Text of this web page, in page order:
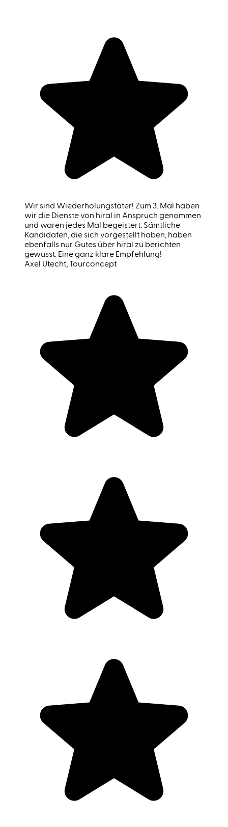
Wir sind Wiederholungstäter! Zum 3. Mal haben
wir die Dienste von hiral in Anspruch genommen
und waren jedes Mal begeistert. Sämtliche
Kandidaten, die sich vorgestellt haben, haben
ebenfalls nur Gutes über hiral zu berichten
gewusst. Eine ganz klare Empfehlung!
Axel Utecht, Tourconcept